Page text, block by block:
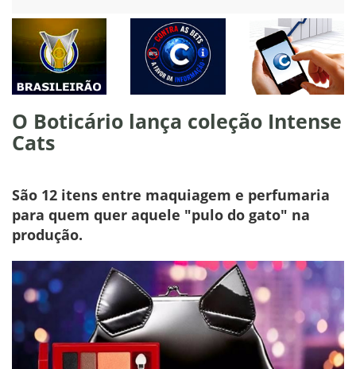
O Boticário lança coleção Intense
Cats
São 12 itens entre maquiagem e perfumaria
para quem quer aquele "pulo do gato" na
produção.